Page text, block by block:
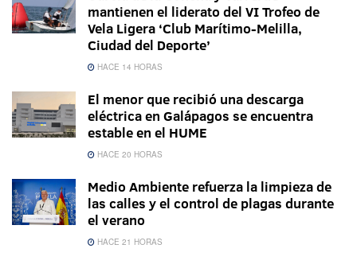
mantienen el liderato del VI Trofeo de
Vela Ligera ‘Club Marítimo-Melilla,
Ciudad del Deporte’
HACE 14 HORAS
El menor que recibió una descarga
eléctrica en Galápagos se encuentra
estable en el HUME
HACE 20 HORAS
Medio Ambiente refuerza la limpieza de
las calles y el control de plagas durante
el verano
HACE 21 HORAS